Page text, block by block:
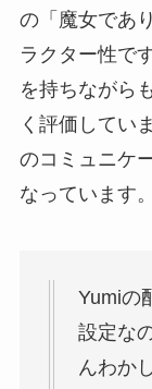
の「魔女であ
ラクター性で
を持ちながら
く評価してい
のコミュニケ
なっています。
Yumiの
設定な
んわか